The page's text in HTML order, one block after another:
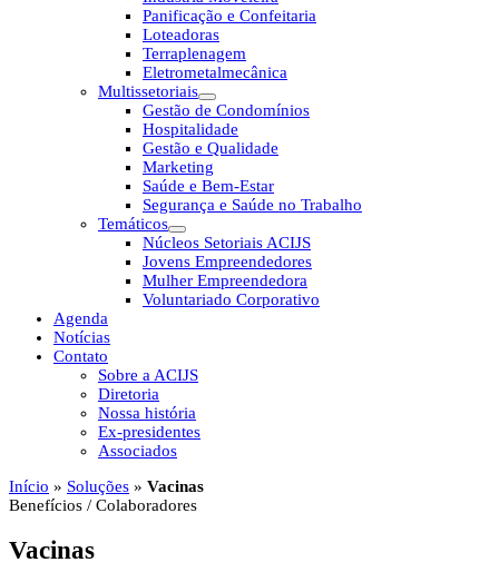
Panificação e Confeitaria
Loteadoras
Terraplenagem
Eletrometalmecânica
Multissetoriais
Gestão de Condomínios
Hospitalidade
Gestão e Qualidade
Marketing
Saúde e Bem-Estar
Segurança e Saúde no Trabalho
Temáticos
Núcleos Setoriais ACIJS
Jovens Empreendedores
Mulher Empreendedora
Voluntariado Corporativo
Agenda
Notícias
Contato
Sobre a ACIJS
Diretoria
Nossa história
Ex-presidentes
Associados
Início » Soluções » Vacinas
Benefícios / Colaboradores
Vacinas